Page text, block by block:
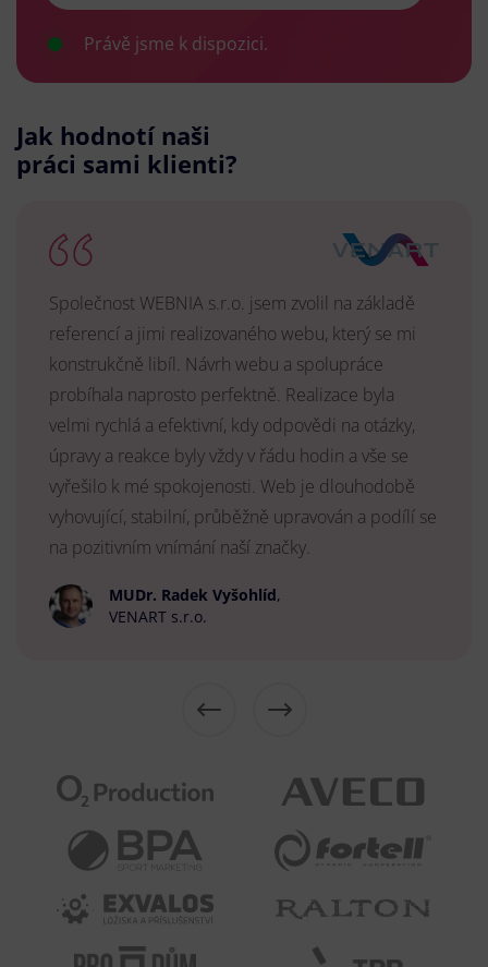
Právě jsme k dispozici.
Jak hodnotí naši
práci sami klienti?
Společnost WEBNIA s.r.o. jsem zvolil na základě
referencí a jimi realizovaného webu, který se mi
konstrukčně libíl. Návrh webu a spolupráce
probíhala naprosto perfektně. Realizace byla
velmi rychlá a efektivní, kdy odpovědi na otázky,
úpravy a reakce byly vždy v řádu hodin a vše se
vyřešilo k mé spokojenosti. Web je dlouhodobě
vyhovující, stabilní, průběžně upravován a podílí se
na pozitivním vnímání naší značky.
MUDr. Radek Vyšohlíd,
VENART s.r.o.